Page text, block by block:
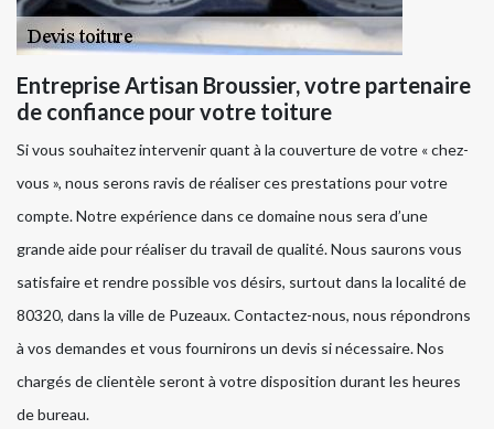
Entreprise Artisan Broussier, votre partenaire
de confiance pour votre toiture
Si vous souhaitez intervenir quant à la couverture de votre « chez-
vous », nous serons ravis de réaliser ces prestations pour votre
compte. Notre expérience dans ce domaine nous sera d’une
grande aide pour réaliser du travail de qualité. Nous saurons vous
satisfaire et rendre possible vos désirs, surtout dans la localité de
80320, dans la ville de Puzeaux. Contactez-nous, nous répondrons
à vos demandes et vous fournirons un devis si nécessaire. Nos
chargés de clientèle seront à votre disposition durant les heures
de bureau.